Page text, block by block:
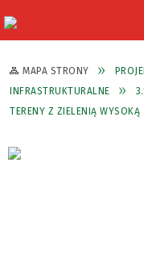
MAPA STRONY
INFRASTRUKTURALNE
TERENY Z ZIELENIĄ WYSOKĄ